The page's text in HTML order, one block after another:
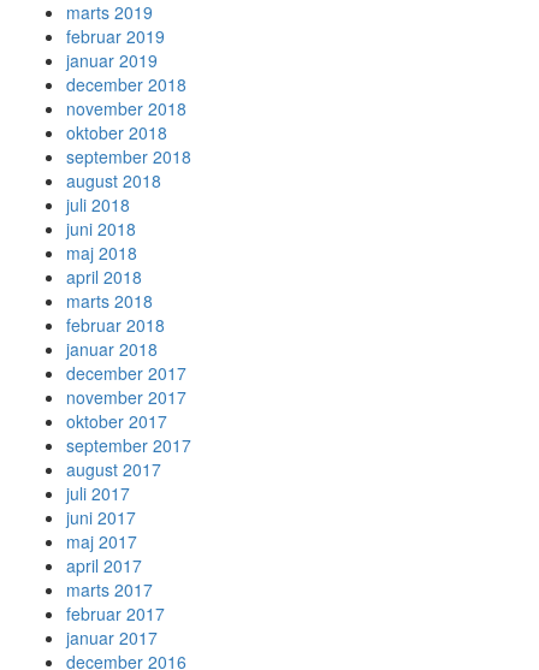
marts 2019
februar 2019
januar 2019
december 2018
november 2018
oktober 2018
september 2018
august 2018
juli 2018
juni 2018
maj 2018
april 2018
marts 2018
februar 2018
januar 2018
december 2017
november 2017
oktober 2017
september 2017
august 2017
juli 2017
juni 2017
maj 2017
april 2017
marts 2017
februar 2017
januar 2017
december 2016